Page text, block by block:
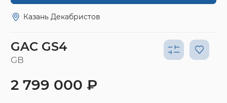
Казань Декабристов
GAC GS4
GB
2 799 000 ₽